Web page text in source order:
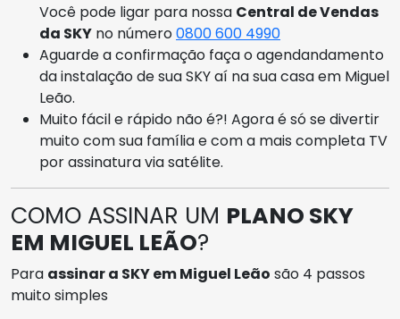
Você pode ligar para nossa Central de Vendas
da SKY no número0800 600 4990
Aguarde a confirmação faça o agendandamento
da instalação de sua SKY aí na sua casa em Miguel
Leão.
Muito fácil e rápido não é?! Agora é só se divertir
muito com sua família e com a mais completa TV
por assinatura via satélite.
COMO ASSINAR UM PLANO SKY
EM MIGUEL LEÃO?
Para assinar a SKY em Miguel Leão são 4 passos
muito simples